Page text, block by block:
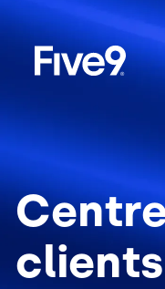
Skip to main content
clients